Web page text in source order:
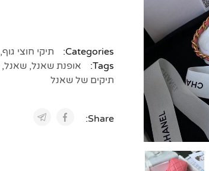
Categories: תיקי חוצי גוף,
Tags:
אופנת שאנל, שאנל,
תיקים של שאנל
Share: